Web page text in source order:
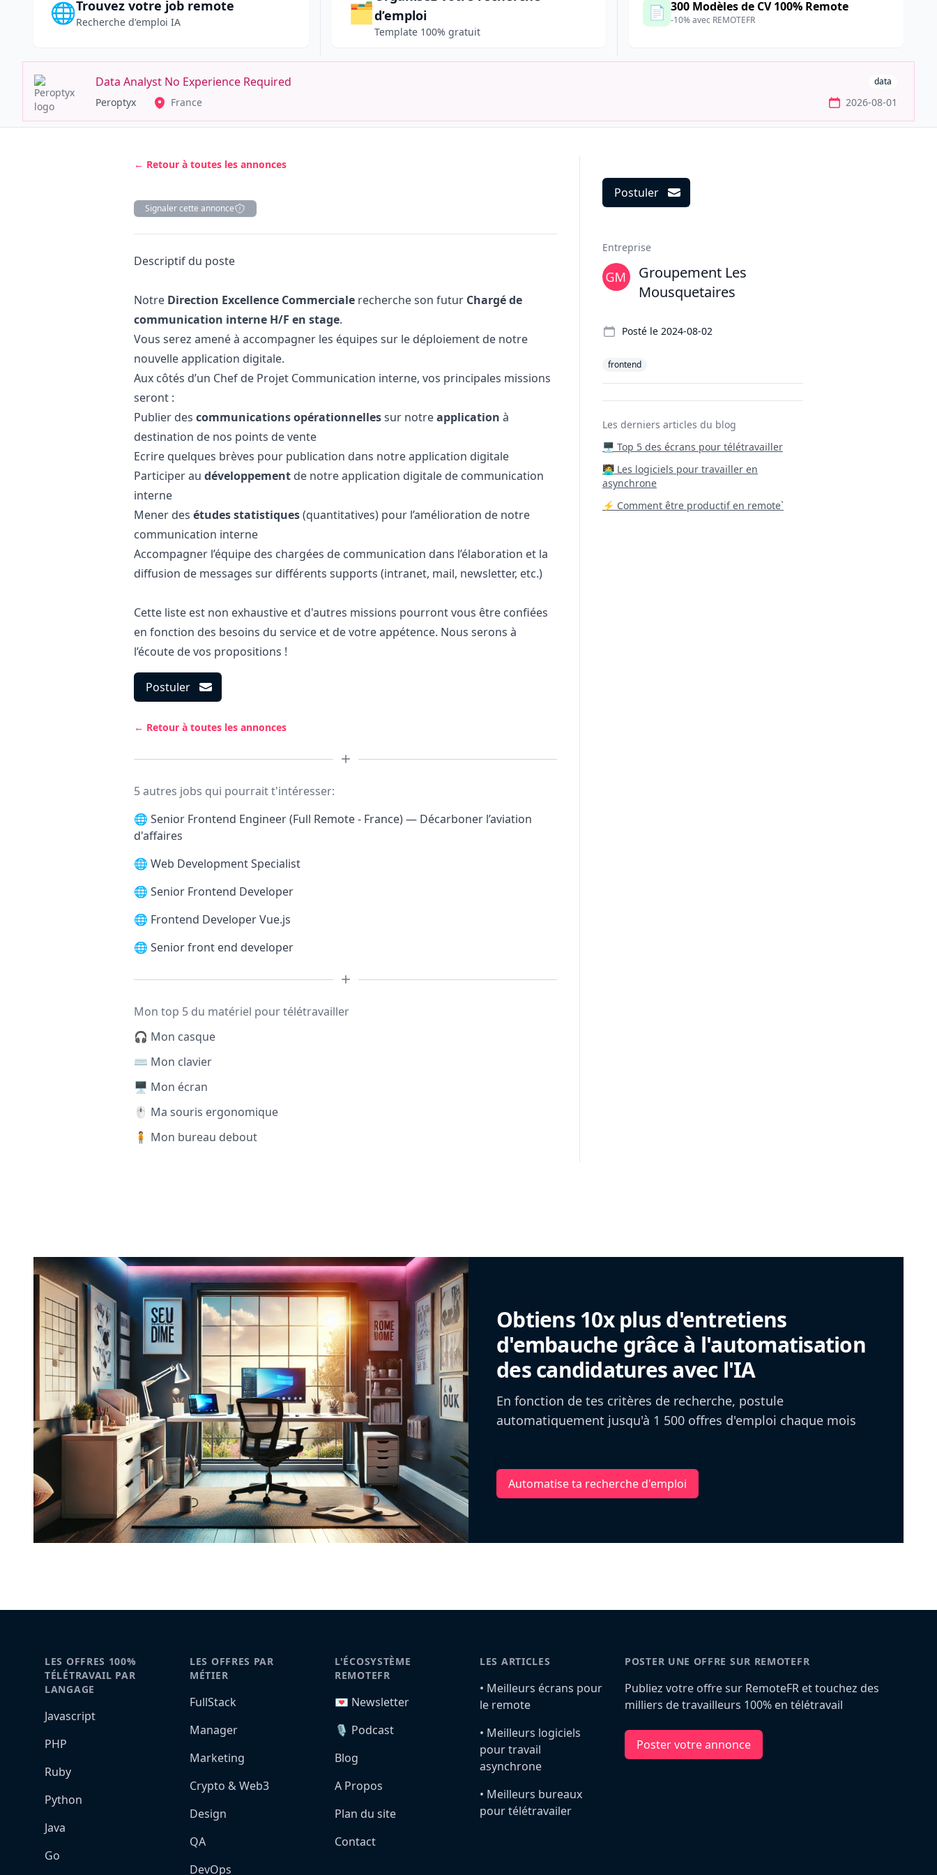
🌐Trouvez votre job remote
Recherche d'emploi IA 🗂️d’emploi
Template 100% gratuit
📄 300 Modèles de CV 100% Remote
-10% avec REMOTEFR
Data Analyst No Experience Required data
Peroptyx France 2026-08-01
← Retour à toutes les annonces
Signaler cette annonce
Description
Descriptif du poste
Notre Direction Excellence Commerciale recherche son futur Chargé de
communication interne H/F en stage.
Vous serez amené à accompagner les équipes sur le déploiement de notre
nouvelle application digitale.
Aux côtés d’un Chef de Projet Communication interne, vos principales missions
seront :
Publier des communications opérationnellessur notreapplication à
destination de nos points de vente
Ecrire quelques brèves pour publication dans notre application digitale
Participer au développement de notre application digitale de communication
interne
Mener des études statistiques(quantitatives) pour l’amélioration de notre
communication interne
Accompagner l’équipe des chargées de communication dans l’élaboration et la
diffusion de messages sur différents supports (intranet, mail, newsletter, etc.)
Cette liste est non exhaustive et d'autres missions pourront vous être confiées
en fonction des besoins du service et de votre appétence. Nous serons à
l’écoute de vos propositions !
Postuler
← Retour à toutes les annonces
5 autres jobs qui pourrait t'intéresser:
🌐 Senior Frontend Engineer (Full Remote - France) — Décarboner l’aviation
d'affaires
🌐 Web Development Specialist
🌐 Senior Frontend Developer
🌐 Frontend Developer Vue.js
🌐 Senior front end developer
Mon top 5 du matériel pour télétravailler
🎧 Mon casque
⌨️ Mon clavier
🖥️ Mon écran
🖱️ Ma souris ergonomique
🧍 Mon bureau debout
Postuler
Entreprise
Groupement Les
Mousquetaires
Posté le 2024-08-02
frontend
Les derniers articles du blog
🖥️ Top 5 des écrans pour télétravailler
‍🧑‍💻 Les logiciels pour travailler en
asynchrone
⚡ Comment être productif en remote`
Obtiens 10x plus d'entretiens
d'embauche grâce à l'automatisation
des candidatures avec l'IA
En fonction de tes critères de recherche, postule
automatiquement jusqu'à 1 500 offres d'emploi chaque mois
Automatise ta recherche d'emploi
LES OFFRES 100%
TÉLÉTRAVAIL PAR
LANGAGE
Javascript
PHP
Ruby
Python
Java
Go
LES OFFRES PAR
MÉTIER
FullStack
Manager
Marketing
Crypto & Web3
Design
QA
DevOps
L'ÉCOSYSTÈME
REMOTEFR
💌 Newsletter
🎙️ Podcast
Blog
A Propos
Plan du site
Contact
LES ARTICLES
•️ Meilleurs écrans pour
le remote
•️ Meilleurs logiciels
pour travail
asynchrone
•️ Meilleurs bureaux
pour télétravailer
POSTER UNE OFFRE SUR REMOTEFR
Publiez votre offre sur RemoteFR et touchez des
milliers de travailleurs 100% en télétravail
Poster votre annonce